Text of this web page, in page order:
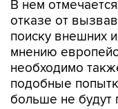
В нем
отказе от
поиску внешних
мнению
необходимо
подобные
больше не будут